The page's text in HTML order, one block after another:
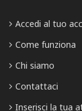
Accedi al tuo
Come funziona
Chi siamo
Contattaci
Inserisci la tua